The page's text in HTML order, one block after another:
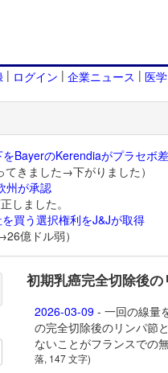
| ログイン | 企業ニュース | 医
BayerのKerendiaがプラセボ
てきました→下がりました）
州が承認
ました。
買う選択権利をJ&Jが取得
億ドル弱）
初期乳癌完全切除後
2026-03-09- 一回の線量
の完全切除後のリンパ節
ないことがフランスでの
落, 147 文字)